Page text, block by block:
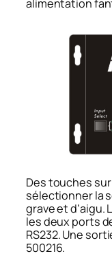
alimentation
Des touches
sélectionner la
grave et
les deux ports
RS232. Une
500216.